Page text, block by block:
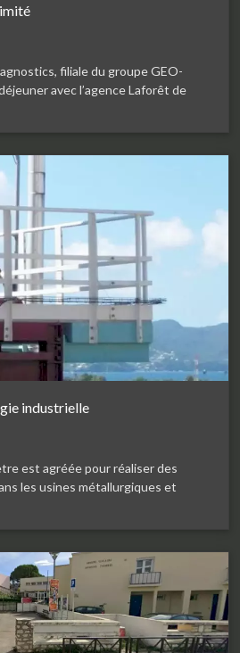
filiale du groupe GEO-
avec l’agence Laforêt de
industrielle
est agréée pour réaliser des
les usines métallurgiques et